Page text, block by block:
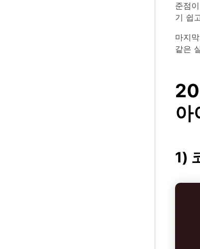
준점
기 쉽
마지
같은
아
1)